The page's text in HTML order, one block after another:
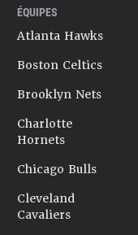
ÉQUIPES
Atlanta Hawks
Boston Celtics
Brooklyn Nets
Charlotte
Hornets
Chicago Bulls
Cleveland
Cavaliers